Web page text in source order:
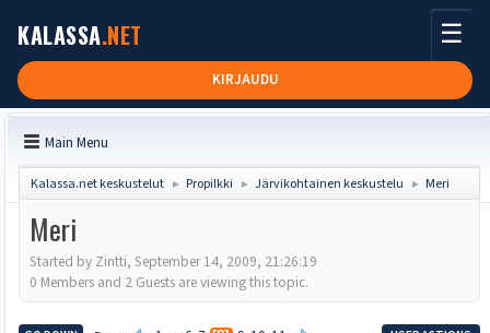
KALASSA.NET
KIRJAUDU
☰
Main Menu
Kalassa.net keskustelut ► Propilkki ► Järvikohtainen keskustelu ► Meri
Meri
Started by Zintti, September 14, 2009, 21:26:19
0 Members and 2 Guests are viewing this topic.